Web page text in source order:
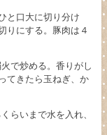
と口大に切り分け
りにする。豚肉は４
で炒める。香りがし
てきたら玉ねぎ、か
らいまで水を入れ、